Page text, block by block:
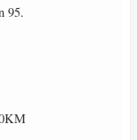
95.